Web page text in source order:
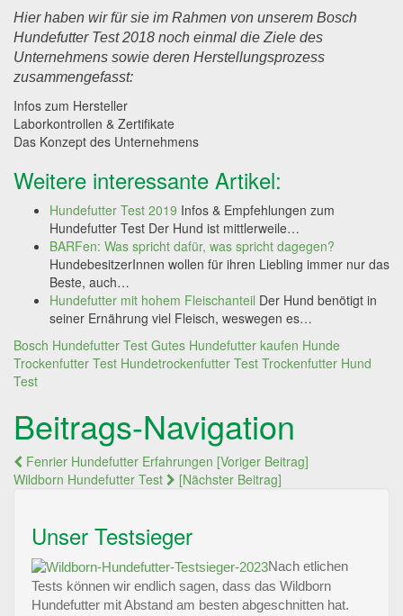
Hier haben wir für sie im Rahmen von unserem Bosch
Hundefutter Test 2018 noch einmal die Ziele des
Unternehmens sowie deren Herstellungsprozess
zusammengefasst:
Infos zum Hersteller
Laborkontrollen & Zertifikate
Das Konzept des Unternehmens
Weitere interessante Artikel:
Hundefutter Test 2019 Infos & Empfehlungen zum
Hundefutter Test Der Hund ist mittlerweile…
BARFen: Was spricht dafür, was spricht dagegen?
HundebesitzerInnen wollen für ihren Liebling immer nur das
Beste, auch…
Hundefutter mit hohem Fleischanteil Der Hund benötigt in
seiner Ernährung viel Fleisch, weswegen es…
Bosch Hundefutter Test Gutes Hundefutter kaufen Hunde
Trockenfutter Test Hundetrockenfutter Test Trockenfutter Hund
Test
Beitrags-Navigation
Fenrier Hundefutter Erfahrungen [Voriger Beitrag]
Wildborn Hundefutter Test
[Nächster Beitrag]
Unser Testsieger
Nach etlichen
Tests können wir endlich sagen, dass das Wildborn
Hundefutter mit Abstand am besten abgeschnitten hat.